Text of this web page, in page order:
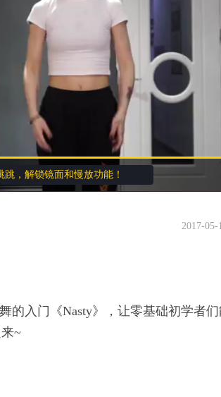
跳，解锁镜面和慢放功能！
2017-05-
的入门《Nasty》，让零基础初学者
~